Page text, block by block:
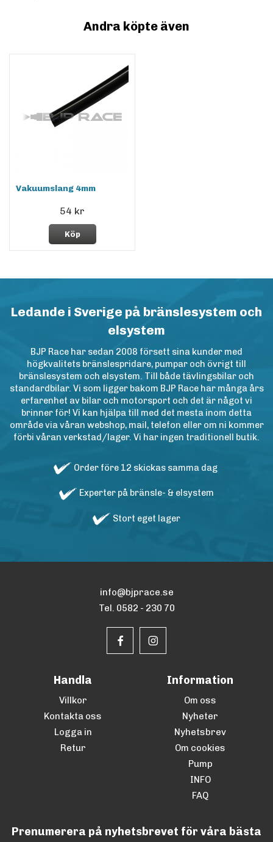
Andra köpte även
Vakuumslang 4mm
54 kr
Köp
Ledande i Sverige på bränslesystem och
elsystem
BJP Race har sedan 2008 försett sina kunder med
högkvalitets bränslespridare, pumpar och övrigt till
bränslesystem och elsystem. Till både tävlingsbilar och
standardbilar. Vi som ligger bakom BJP Race har många års
erfarenhet av bilar och motorsport och det är något vi
brinner för! Vi kan hjälpa till med det mesta inom detta
område via våran webshop, mail, telefon eller om ni kommer
förbi våran verkstad/lager. Vi har ingen traditionell butik.
Order före 12 skickas samma dag
Experter på bränsle- & elsystem
Stort eget lager
info@bjprace.se
Tel. 0582 - 230 70
Handla
Villkor
Kontakta oss
Logga in
Retur
Information
Om oss
Nyheter
Nyhetsbrev
Om cookies
Pump
INFO
FAQ
Prenumerera på nyhetsbrevet för våra bästa